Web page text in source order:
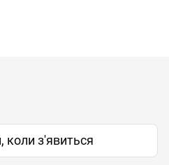
коли з'явиться